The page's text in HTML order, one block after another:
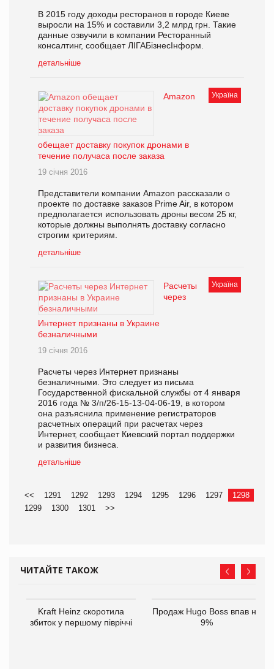
В 2015 году доходы ресторанов в городе Киеве
выросли на 15% и составили 3,2 млрд грн. Такие
данные озвучили в компании Ресторанный
консалтинг, сообщает ЛIГАБiзнесIнформ.
детальніше
Україна
Amazon
обещает доставку покупок дронами в
течение получаса после заказа
19 січня 2016
Представители компании Amazon рассказали о
проекте по доставке заказов Prime Air, в котором
предполагается использовать дроны весом 25 кг,
которые должны выполнять доставку согласно
строгим критериям.
детальніше
Україна
Расчеты
через
Интернет признаны в Украине
безналичными
19 січня 2016
Расчеты через Интернет признаны
безналичными. Это следует из письма
Государственной фискальной службы от 4 января
2016 года № 3/п/26-15-13-04-06-19, в котором
она разъяснила применение регистраторов
расчетных операций при расчетах через
Интернет, сообщает Киевский портал поддержки
и развития бизнеса.
детальніше
<< 1291 1292 1293 1294 1295 1296 1297
1298
1299
1300 1301 >>
ЧИТАЙТЕ ТАКОЖ
Kraft Heinz скоротила
збиток у першому півріччі
Продаж Hugo Boss впав на
9%